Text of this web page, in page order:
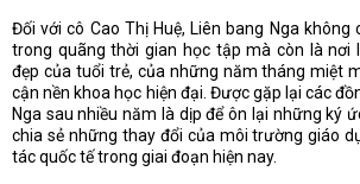
Đối với cô Cao Thị Huệ, Liên bang Nga
trong quãng thời gian học tập mà còn là nơi
đẹp của tuổi trẻ, của những năm tháng miệt
cận nền khoa học hiện đại. Được gặp lại các
Nga sau nhiều năm là dịp để ôn lại những ký
chia sẻ những thay đổi của môi trường giáo
tác quốc tế trong giai đoạn hiện nay.